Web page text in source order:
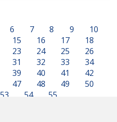
6 7 8 9
10
15 16 17
18
23 24 25
26
31 32 33
34
39 40 41
42
47 48 49
50
53 54 55